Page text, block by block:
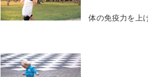
体の免疫力を上